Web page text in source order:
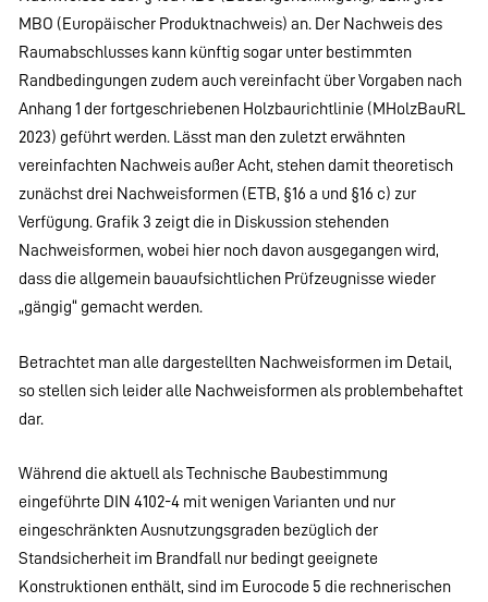
MBO (Europäischer Produktnachweis) an. Der Nachweis des
Raumabschlusses kann künftig sogar unter bestimmten
Randbedingungen zudem auch vereinfacht über Vorgaben nach
Anhang 1 der fortgeschriebenen Holzbaurichtlinie (MHolzBauRL
2023) geführt werden. Lässt man den zuletzt erwähnten
vereinfachten Nachweis außer Acht, stehen damit theoretisch
zunächst drei Nachweisformen (ETB, §16 a und §16 c) zur
Verfügung. Grafik 3 zeigt die in Diskussion stehenden
Nachweisformen, wobei hier noch davon ausgegangen wird,
dass die allgemein bauaufsichtlichen Prüfzeugnisse wieder
„gängig“ gemacht werden.
Betrachtet man alle dargestellten Nachweisformen im Detail,
so stellen sich leider alle Nachweisformen als problembehaftet
dar.
Während die aktuell als Technische Baubestimmung
eingeführte DIN 4102-4 mit wenigen Varianten und nur
eingeschränkten Ausnutzungsgraden bezüglich der
Standsicherheit im Brandfall nur bedingt geeignete
Konstruktionen enthält, sind im Eurocode 5 die rechnerischen